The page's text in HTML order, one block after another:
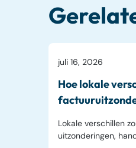
juli 16, 2026
Hoe lokale
Lokale verschillen
uitzonderingen,